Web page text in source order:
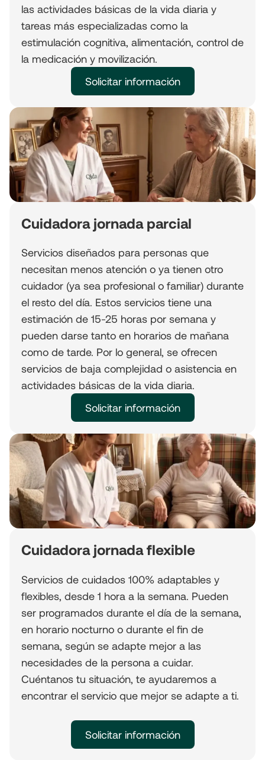
las actividades básicas de la vida diaria y
tareas más especializadas como la
estimulación cognitiva, alimentación, control de
la medicación y movilización.
Solicitar información
Cuidadora jornada parcial
Servicios diseñados para personas que
necesitan menos atención o ya tienen otro
cuidador (ya sea profesional o familiar) durante
el resto del día. Estos servicios tiene una
estimación de 15-25 horas por semana y
pueden darse tanto en horarios de mañana
como de tarde. Por lo general, se ofrecen
servicios de baja complejidad o asistencia en
actividades básicas de la vida diaria.
Solicitar información
Cuidadora jornada flexible
Servicios de cuidados 100% adaptables y
flexibles, desde 1 hora a la semana. Pueden
ser programados durante el día de la semana,
en horario nocturno o durante el fin de
semana, según se adapte mejor a las
necesidades de la persona a cuidar.
Cuéntanos tu situación, te ayudaremos a
encontrar el servicio que mejor se adapte a ti.
Solicitar información